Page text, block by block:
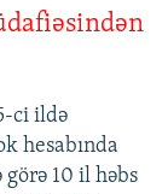
ci ildə
hesabında
10 il həbs